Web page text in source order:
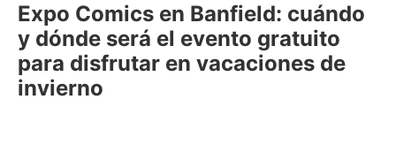
Expo Comics en Banfield: cuándo
y dónde será el evento gratuito
para disfrutar en vacaciones de
invierno